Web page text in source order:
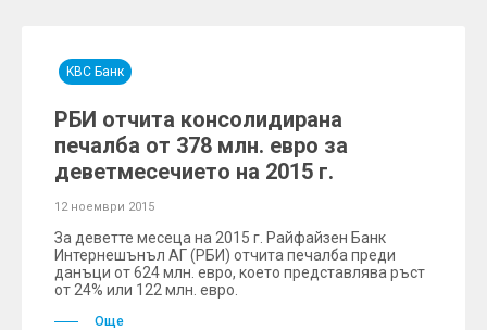
KBC Банк
РБИ отчита консолидирана
печалба от 378 млн. евро за
деветмесечието на 2015 г.
12 ноември 2015
За деветте месеца на 2015 г. Райфайзен Банк
Интернешънъл АГ (РБИ) отчита печалба преди
данъци от 624 млн. евро, което представлява ръст
от 24% или 122 млн. евро.
Още